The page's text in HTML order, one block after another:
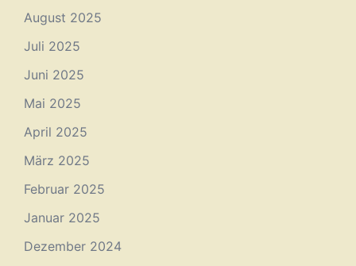
August 2025
Juli 2025
Juni 2025
Mai 2025
April 2025
März 2025
Februar 2025
Januar 2025
Dezember 2024